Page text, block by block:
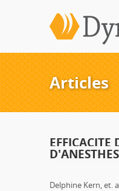
Articles
EFFICACITE
Delphine Kern, et.